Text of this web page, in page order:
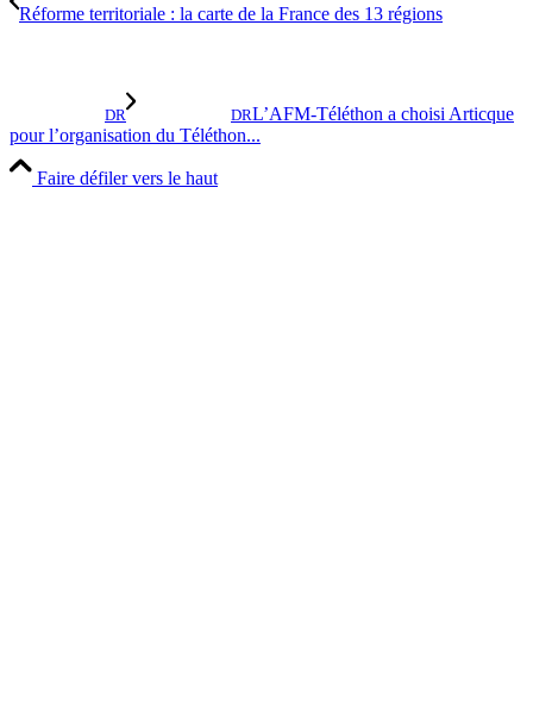
Réforme territoriale : la carte de la France des 13 régions
DR DRL’AFM-Téléthon a choisi Articque
pour l’organisation du Téléthon...
Faire défiler vers le haut